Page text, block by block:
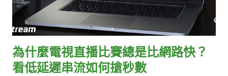
為什麼電視直播比賽總是比網路快？
看低延遲串流如何搶秒數